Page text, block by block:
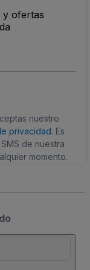
y ofertas
nuestro
privacidad. Es
de nuestra
momento.